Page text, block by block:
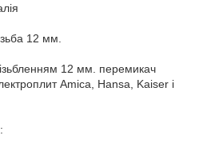
12 мм.
12 мм. перемикач
Amica, Hansa, Kaiser і